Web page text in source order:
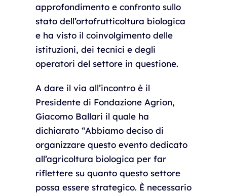
approfondimento e confronto sullo
stato dell’ortofrutticoltura biologica
e ha visto il coinvolgimento delle
istituzioni, dei tecnici e degli
operatori del settore in questione.
A dare il via all’incontro è il
Presidente di Fondazione Agrion,
Giacomo Ballari il quale ha
dichiarato “Abbiamo deciso di
organizzare questo evento dedicato
all’agricoltura biologica per far
riflettere su quanto questo settore
possa essere strategico. È necessario